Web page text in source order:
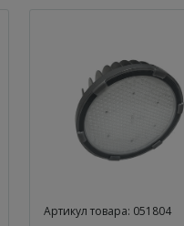
Артикул товара: 051804